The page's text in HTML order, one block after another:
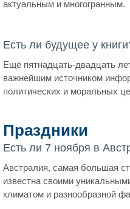
актуальным и многогранным.
Есть ли будущее у
Ещё пятнадцать-двадцать
важнейшим источником
политических и моральных
Праздники
Есть ли 7 ноября в
Австралия, самая большая
известна своими
климатом и разнообразной